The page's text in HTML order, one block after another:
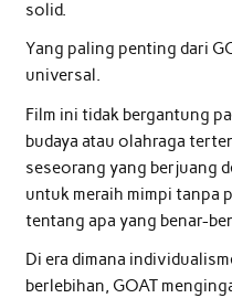
solid.
Yang paling penting dari
universal.
Film ini tidak bergantung
budaya atau olahraga
seseorang yang berjuang
untuk meraih mimpi tanpa
tentang apa yang benar-
Di era dimana
berlebihan, GOAT